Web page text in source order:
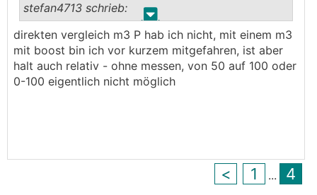
. .
stefan4713 schrieb:
extrem lässig war der von mir angefragte MG4 -
xpower, voll aufgeladen
denn sind mein kollege und ich "probe" gefahren
425ps allrad - brutal, die kraft/power, wie ein
hast du dern Vergleich zu einem Model 3 bzw.
direkten vergleich m3 P hab ich nicht, mit einem m3
mit boost bin ich vor kurzem mitgefahren, ist aber
halt auch relativ - ohne messen, von 50 auf 100 oder
0-100 eigentlich nicht möglich
< 1 ... 4